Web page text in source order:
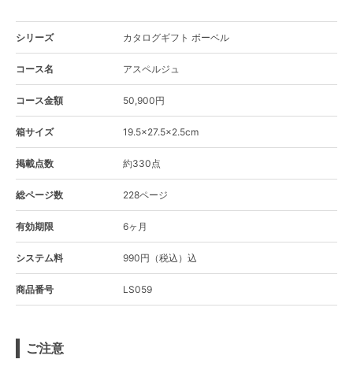
シリーズ カタログギフト ボーベル
コース名 アスペルジュ
コース金額 50,900円
箱サイズ 19.5×27.5×2.5cm
掲載点数 約330点
総ページ数 228ページ
有効期限 6ヶ月
システム料 990円（税込）込
商品番号 LS059
ご注意